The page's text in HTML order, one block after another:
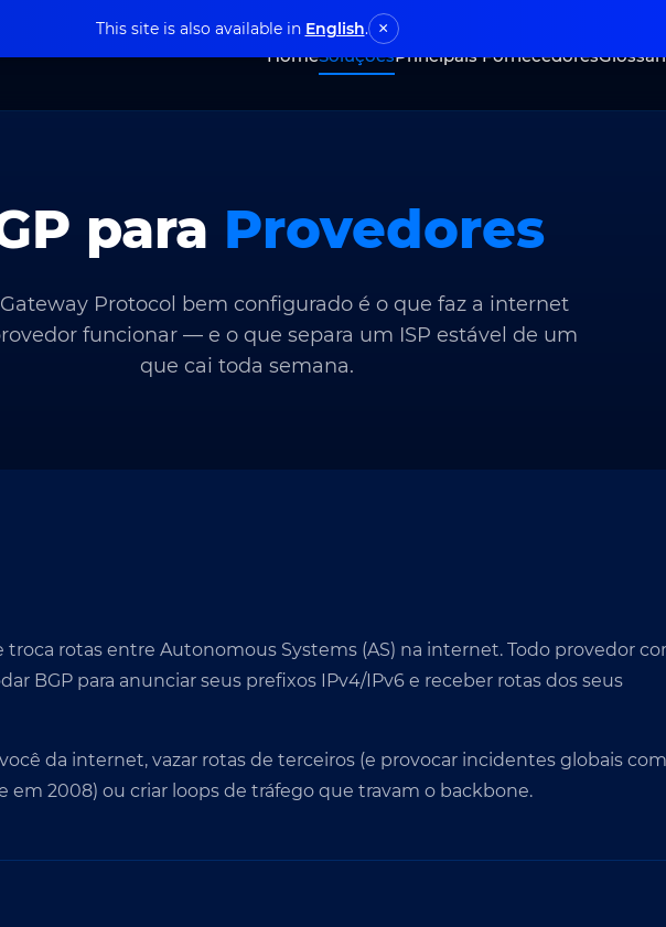
HomeSoluçõesPrincipais Fornecedores
para Provedores
Protocol bem configurado é o que faz a internet
funcionar — e o que separa um ISP estável de um
que cai toda semana.
troca rotas entre Autonomous Systems (AS) na internet. Todo provedor
BGP para anunciar seus prefixos IPv4/IPv6 e receber rotas dos seus
da internet, vazar rotas de terceiros (e provocar incidentes globais
em 2008) ou criar loops de tráfego que travam o backbone.
This site is also available in English. ×